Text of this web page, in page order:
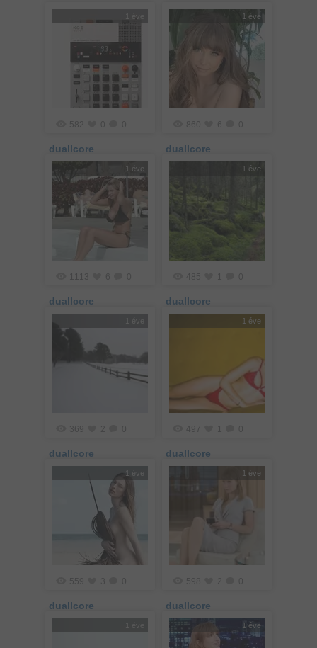
1 éve
582
duallcore
1 éve
860 6
duallcore
1 éve
1113 6
duallcore
1 éve
485
duallcore
1 éve
369 2
duallcore
1 éve
497
duallcore
1 éve
559 3
duallcore
1 éve
598 2
duallcore
1 éve 1 éve